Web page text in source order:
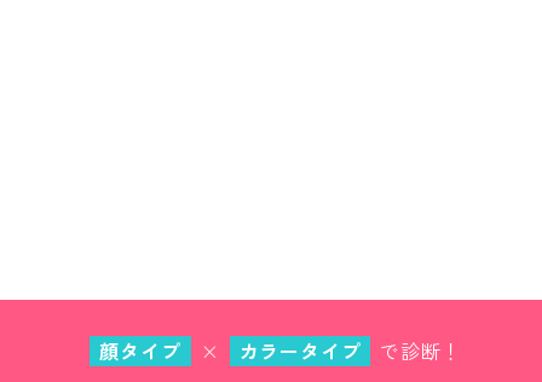
顔タイプ × カラータイプ で診断！